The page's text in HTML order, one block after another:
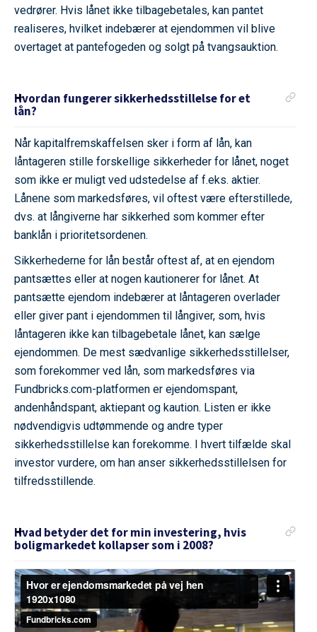
vedrører. Hvis lånet ikke tilbagebetales, kan pantet
realiseres, hvilket indebærer at ejendommen vil blive
overtaget at pantefogeden og solgt på tvangsauktion.
Hvordan fungerer sikkerhedsstillelse for et
lån?
Når kapitalfremskaffelsen sker i form af lån, kan
låntageren stille forskellige sikkerheder for lånet, noget
som ikke er muligt ved udstedelse af f.eks. aktier.
Lånene som markedsføres, vil oftest være efterstillede,
dvs. at långiverne har sikkerhed som kommer efter
banklån i prioritetsordenen.
Sikkerhederne for lån består oftest af, at en ejendom
pantsættes eller at nogen kautionerer for lånet. At
pantsætte ejendom indebærer at låntageren overlader
eller giver pant i ejendommen til långiver, som, hvis
låntageren ikke kan tilbagebetale lånet, kan sælge
ejendommen. De mest sædvanlige sikkerhedsstillelser,
som forekommer ved lån, som markedsføres via
Fundbricks.com-platformen er ejendomspant,
andenhåndspant, aktiepant og kaution. Listen er ikke
nødvendigvis udtømmende og andre typer
sikkerhedsstillelse kan forekomme. I hvert tilfælde skal
investor vurdere, om han anser sikkerhedsstillelsen for
tilfredsstillende.
Hvad betyder det for min investering, hvis
boligmarkedet kollapser som i 2008?